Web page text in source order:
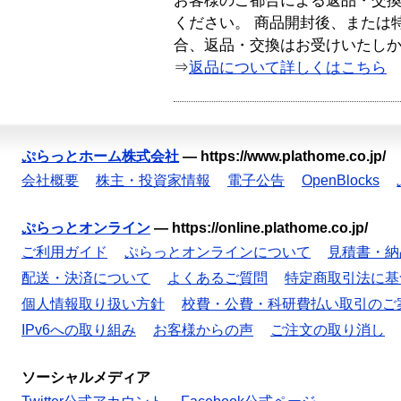
ください。 商品開封後、または
合、返品・交換はお受けいたし
⇒返品について詳しくはこちら
ぷらっとホーム株式会社 — https://www.plathome.co.jp/
会社概要
株主・投資家情報 電子公告 OpenBlocks
ぷらっとオンライン — https://online.plathome.co.jp/
ご利用ガイド
ぷらっとオンラインについて
見積書・
配送・決済について
よくあるご質問
特定商取引法に
個人情報取り扱い方針
校費・公費・科研費払い取引のご
IPv6への取り組み
お客様からの声 ご注文の取り消し
ソーシャルメディア